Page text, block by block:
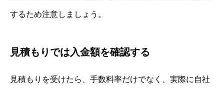
するため注意しましょう。
見積もりでは入金額を確認する
見積もりを受けたら、手数料率だけでなく、実際に自社